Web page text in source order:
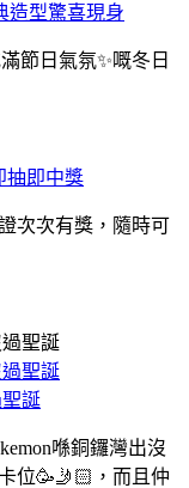
造型驚喜現身
節日氣氛✨嘅冬日
抽即中獎
次次有獎，隨時可
聖誕
喺銅鑼灣出沒
位🥳🤳🏻，而且仲